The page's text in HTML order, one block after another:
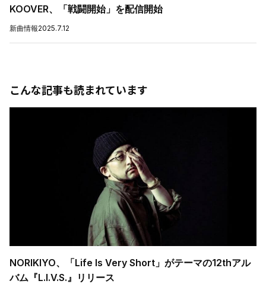
KOOVER、「戦闘開始」を配信開始
新曲情報2025.7.12
こんな記事も読まれています
NORIKIYO、「Life Is Very Short」がテーマの12thアル
バム『L.I.V.S.』リリース